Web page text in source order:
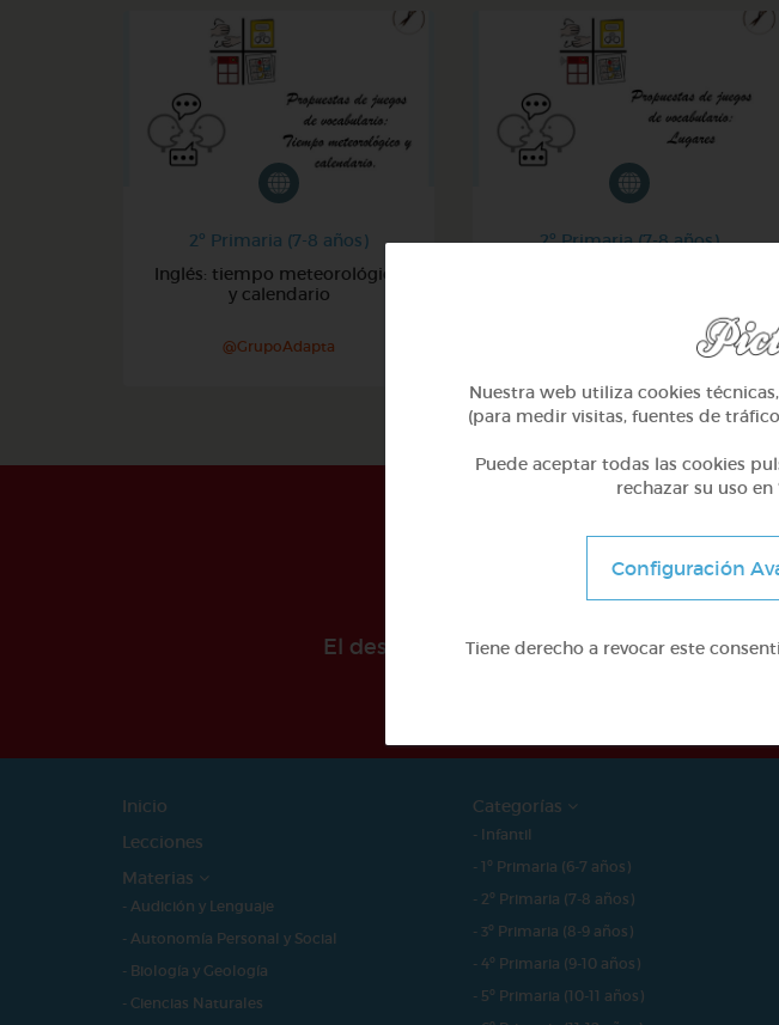
2º Primaria (7-8 años)
Inglés: tiempo meteorológico
y calendario
@GrupoAdapta
2º Primaria (7-8 años)
El desarollo de este proyecto ha sido
Inicio
Lecciones
Materias
- Audición y Lenguaje
- Autonomía Personal y Social
- Biología y Geología
- Ciencias Naturales
Categorías
- Infantil
- 1º Primaria (6-7 años)
- 2º Primaria (7-8 años)
- 3º Primaria (8-9 años)
- 4º Primaria (9-10 años)
- 5º Primaria (10-11 años)
Nuestra web utiliza cookies
(para medir visitas, fuentes de
Puede aceptar todas las cookies
rechazar su uso en
Configuración
Tiene derecho a revocar este